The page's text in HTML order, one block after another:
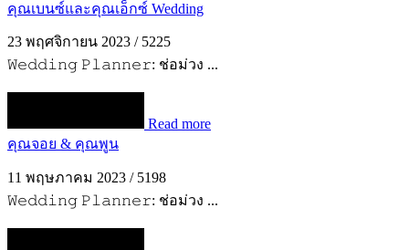
คุณเบนซ์และคุณเอ็กซ์ Wedding
23 พฤศจิกายน 2023 / 5225
𝚆𝚎𝚍𝚍𝚒𝚗𝚐 𝙿𝚕𝚊𝚗𝚗𝚎𝚛: ช่อม่วง ...
Read more
คุณจอย & คุณพูน
11 พฤษภาคม 2023 / 5198
𝚆𝚎𝚍𝚍𝚒𝚗𝚐 𝙿𝚕𝚊𝚗𝚗𝚎𝚛: ช่อม่วง ...